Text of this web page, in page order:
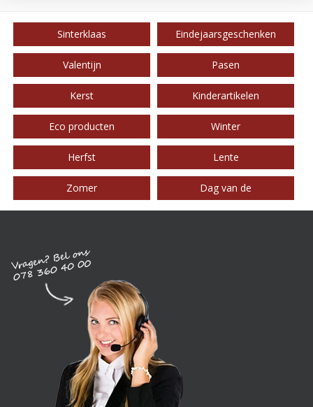
Sinterklaas Eindejaarsgeschenken
Valentijn Pasen
Kerst Kinderartikelen
Eco producten Winter
Herfst Lente
Zomer Dag van de